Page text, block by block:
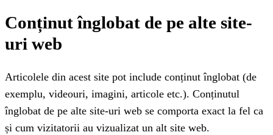
Conținut înglobat de pe alte site-
uri web
Articolele din acest site pot include conținut înglobat (de
exemplu, videouri, imagini, articole etc.). Conținutul
înglobat de pe alte site-uri web se comporta exact la fel ca
și cum vizitatorii au vizualizat un alt site web.